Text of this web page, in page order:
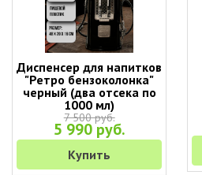
Диспенсер для напитков
"Ретро бензоколонка"
черный (два отсека по
1000 мл)
7 500 руб.
5 990 руб.
Купить